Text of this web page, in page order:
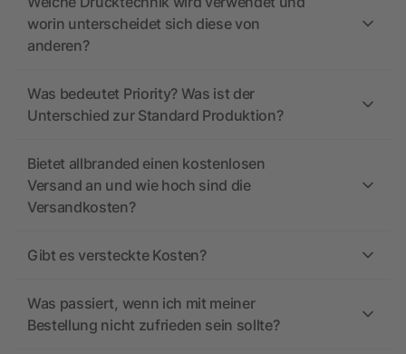
worin unterscheidet sich diese von
anderen?
Was bedeutet Priority? Was ist der
Unterschied zur Standard Produktion?
Bietet allbranded einen kostenlosen
Versand an und wie hoch sind die
Versandkosten?
Gibt es versteckte Kosten?
Was passiert, wenn ich mit meiner
Bestellung nicht zufrieden sein sollte?